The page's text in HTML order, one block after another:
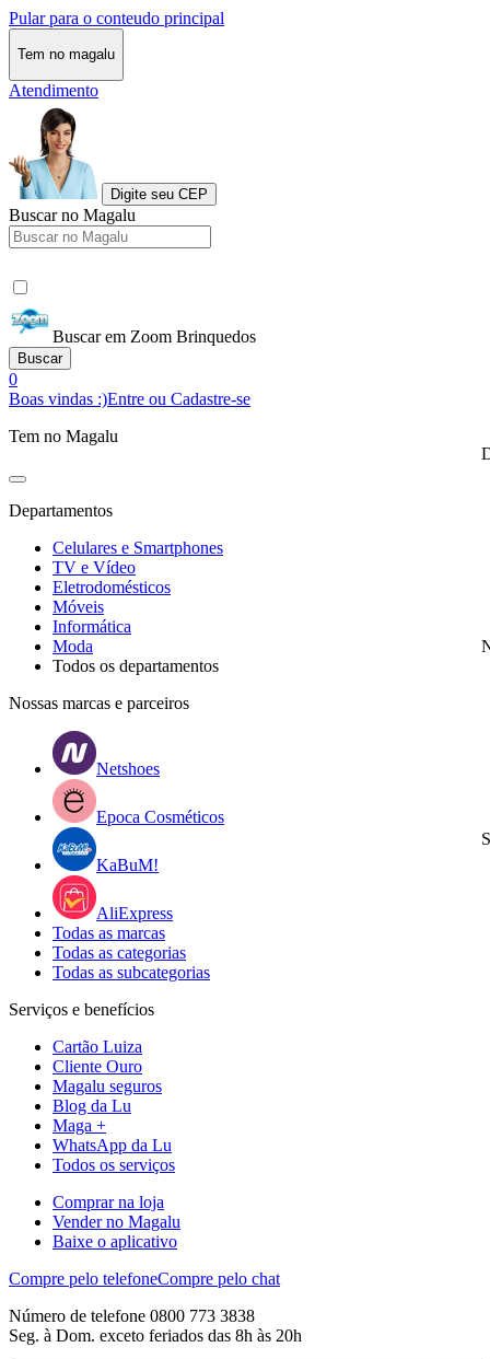
Pular para o conteudo principal
Tem no magalu
Atendimento
Digite seu CEP
Buscar no Magalu
Buscar em Zoom Brinquedos
Buscar
0
Boas vindas :)Entre ou Cadastre-se
Tem no Magalu
Departamentos
Celulares e Smartphones
TV e Vídeo
Eletrodomésticos
Móveis
Informática
Moda
Todos os departamentos
Nossas marcas e parceiros
Netshoes
Epoca Cosméticos
KaBuM!
AliExpress
Todas as marcas
Todas as categorias
Todas as subcategorias
Serviços e benefícios
Cartão Luiza
Cliente Ouro
Magalu seguros
Blog da Lu
Maga +
WhatsApp da Lu
Todos os serviços
Comprar na loja
Vender no Magalu
Baixe o aplicativo
Compre pelo telefoneCompre pelo chat
Número de telefone 0800 773 3838
Seg. à Dom. exceto feriados das 8h às 20h